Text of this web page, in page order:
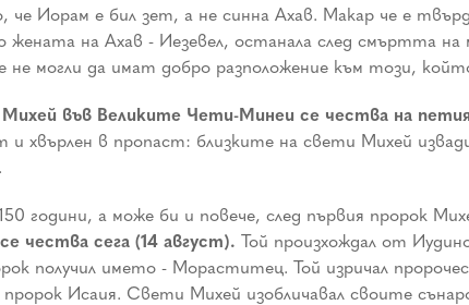
че Иорам е бил зет, а не синна Ахав. Макар че е
на Ахав - Иезевел, останала след смъртта
могли да имат добро разположение към този,
във Великите Чети-Минеи се чества на
и хвърлен в пропаст: близките на свети Михей
години, а може би и повече, след първия пророк
чества сега (14 август). Той произхождал от
получил името - Мораститец. Той изричал
Исаия. Свети Михей изобличавал своите